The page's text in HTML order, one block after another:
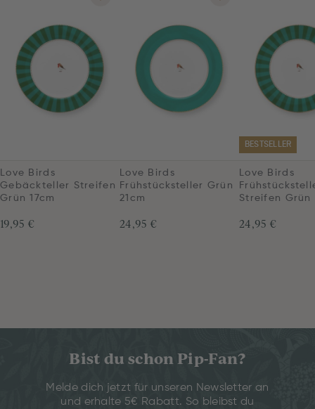
Love Birds
Gebäckteller Streifen
Grün 17cm
19,95 €
Love Birds
Frühstücksteller Grün
21cm
24,95 €
BESTSELLER
Love Birds
Streifen Grün
24,95 €
Bist du schon Pip-Fan?
Melde dich jetzt für unseren Newsletter an
und erhalte 5€ Rabatt. So bleibst du